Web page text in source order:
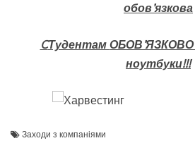
обов’язкова
CТудентам ОБОВ’ЯЗКОВО
ноутбуки!!!
Заходи з компаніями